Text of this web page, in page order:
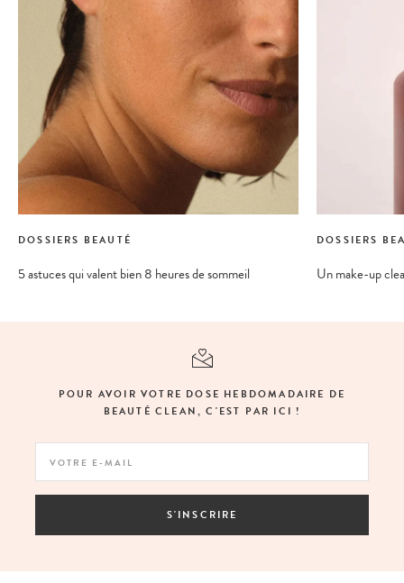
DOSSIERS BEAUTÉ
5 astuces qui valent bien 8 heures de sommeil
DOSSIERS
Un make-up
POUR AVOIR VOTRE DOSE HEBDOMADAIRE DE
BEAUTÉ CLEAN, C'EST PAR ICI !
S'INSCRIRE